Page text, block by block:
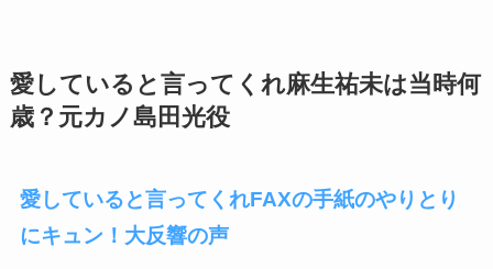
愛していると言ってくれ麻生祐未は当時何
歳？元カノ島田光役
愛していると言ってくれFAXの手紙のやりとり
にキュン！大反響の声